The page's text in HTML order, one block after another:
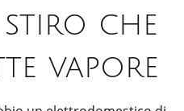
che
vapore